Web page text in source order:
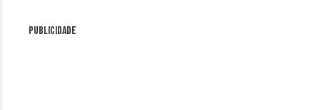
Publicidade